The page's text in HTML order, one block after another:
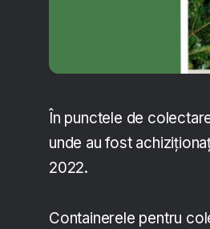
În punctele de
unde au fost
2022.
Containerele pentru